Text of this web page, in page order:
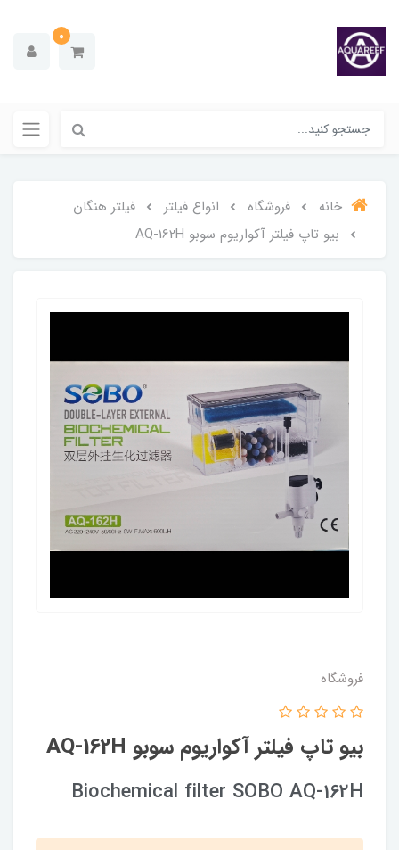
0
خانه فروشگاه انواع فیلتر
فیلتر هنگان
بیو تاپ فیلتر آکواریوم سوبو AQ-162H
فروشگاه
بیو تاپ فیلتر آکواریوم سوبو AQ-162H
Biochemical filter SOBO AQ-162H